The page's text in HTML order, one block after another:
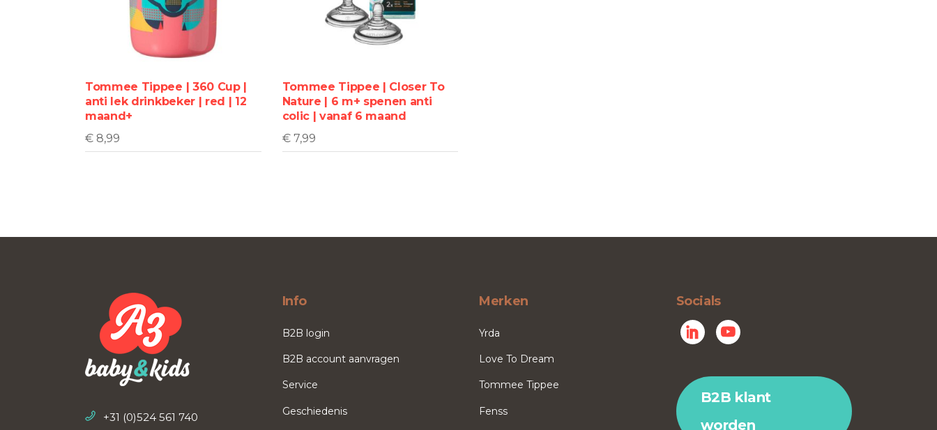
Tommee Tippee | 360 Cup |
anti lek drinkbeker | red | 12
maand+
€ 8,99
Tommee Tippee | Closer To
Nature | 6 m+ spenen anti
colic | vanaf 6 maand
€7,99
+31 (0)524 561 740
Info
B2B login
B2B account aanvragen
Service
Geschiedenis
Merken
Yrda
Love To Dream
Tommee Tippee
Fenss
Socials
B2B klant
worden